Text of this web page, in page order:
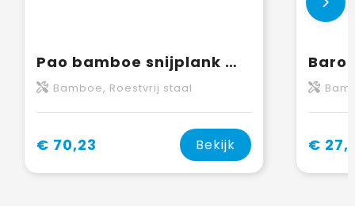
Pao bamboe snijplank met mes
Bamboe, Roestvrij staal
€ 70,23 Bekijk €